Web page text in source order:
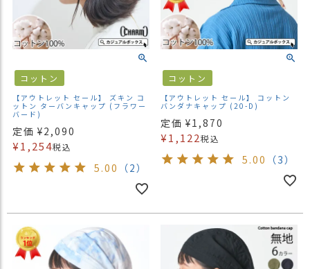
コットン
【アウトレット セール】 ズキン コ
ットン ターバンキャップ (フラワー
バード)
定価 ¥2,090
¥1,254税込
5.00 （2）
コットン
【アウトレット セール】 コットン
バンダナキャップ (20-D)
定価 ¥1,870
¥1,122税込
5.00 （3）